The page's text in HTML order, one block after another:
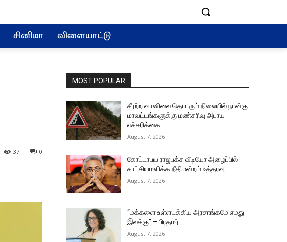
சினிமா விளையாட்டு
0
37
MOST POPULAR
சீரற்ற வானிலை தொடரும் நிலையில் நான்கு
மாவட்டங்களுக்கு மண்சரிவு அபாய
எச்சரிக்கை
August 7, 2026
கோட்டாபய ராஜபக்ச வீடியோ அழைப்பில்
சாட்சியமளிக்க நீதிமன்றம் உத்தரவு
August 7, 2026
“மக்களை உள்ளடக்கிய அரசாங்கமே எமது
இலக்கு” – பிரதமர்
August 7, 2026